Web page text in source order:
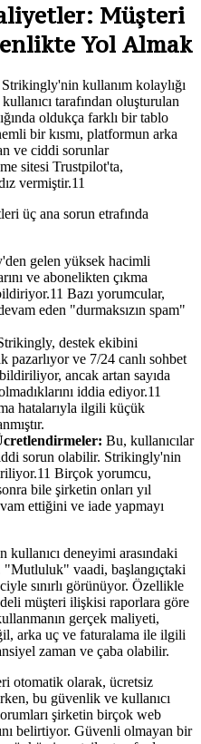
Müşteri
Yol Almak
kullanım kolaylığı
tarafından oluşturulan
oldukça farklı bir tablo
bir kısmı, platformun arka
ve ciddi sorunlar
sitesi Trustpilot'ta,
vermiştir.11
üç ana sorun etrafında
gelen yüksek hacimli
ve abonelikten çıkma
Bazı yorumcular,
eden "durmaksızın spam"
destek ekibini
ve 7/24 canlı sohbet
ancak artan sayıda
iddia ediyor.11
hatalarıyla ilgili küçük
Bu, kullanıcılar
sorun olabilir. Strikingly'nin
Birçok yorumcu,
bile şirketin onları yıl
ettiğini ve iade yapmayı
deneyimi arasındaki
vaadi, başlangıçtaki
sınırlı görünüyor. Özellikle
müşteri ilişkisi raporlara göre
gerçek maliyeti,
arka uç ve faturalama ile ilgili
zaman ve çaba olabilir.
otomatik olarak, ücretsiz
bu güvenlik ve kullanıcı
şirketin birçok web
belirtiyor. Güvenli olmayan bir